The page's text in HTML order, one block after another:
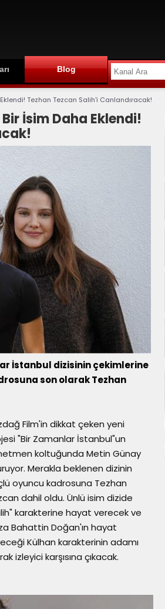
Blog
Tezhan Tezcan Salih'i Canlandıracak!
İsim Daha Eklendi!
İstanbul dizisinin çekimlerine
son olarak Tezhan
Film'in dikkat çeken yeni
"Bir Zamanlar İstanbul"un
koltuğunda Metin Günay
Merakla beklenen dizinin
oyuncu kadrosuna Tezhan
dahil oldu. Ünlü isim dizide
karakterine hayat verecek ve
Bahattin Doğan'ın hayat
Külhan karakterinin adamı
izleyici karşısına çıkacak.